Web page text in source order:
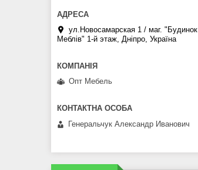
ул.Новосамарская 1 / маг. "Будинок
Меблiв" 1-й этаж, Дніпро, Україна
Опт Мебель
Генеральчук Александр Иванович